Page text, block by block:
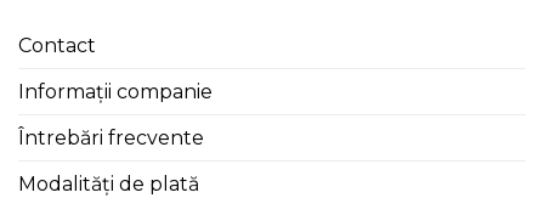
Contact
Informații companie
Întrebări frecvente
Modalități de plată